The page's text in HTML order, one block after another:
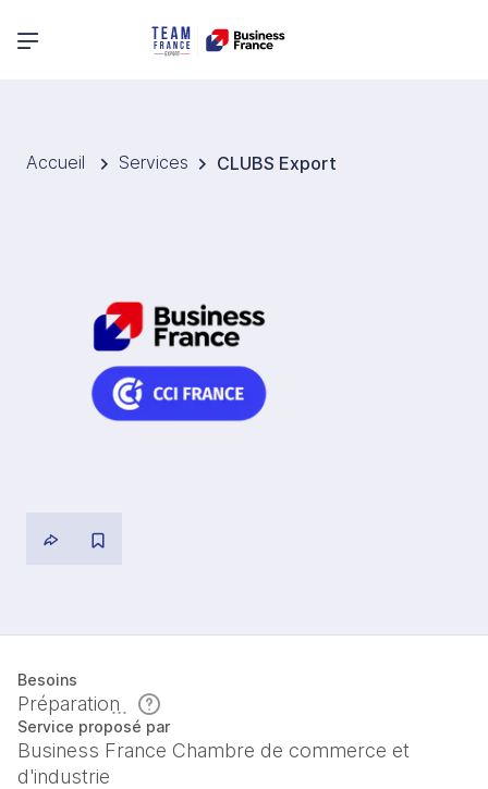
Menu principal
Accueil Services CLUBS Export
Besoins
Préparation
Service proposé par
Business France Chambre de commerce et
d'industrie